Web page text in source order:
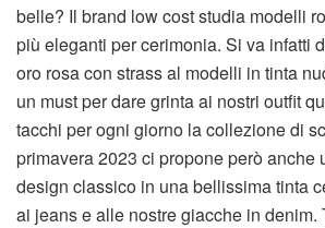
belle? Il brand low cost studia modelli
più eleganti per cerimonia. Si va infatti
oro rosa con strass al modelli in tinta
un must per dare grinta ai nostri outfit
tacchi per ogni giorno la collezione di
primavera 2023 ci propone però anche
design classico in una bellissima tinta
ai jeans e alle nostre giacche in denim.